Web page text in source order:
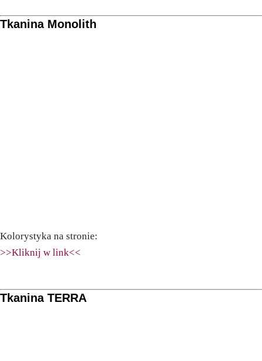
Tkanina Monolith
Kolorystyka na stronie:
>>Kliknij w link<<
Tkanina TERRA